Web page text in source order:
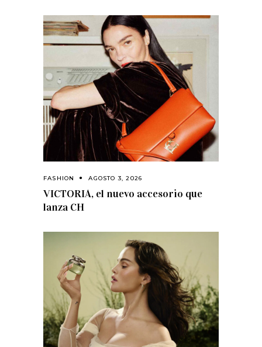
FASHION AGOSTO 3, 2026
VICTORIA, el nuevo accesorio que
lanza CH